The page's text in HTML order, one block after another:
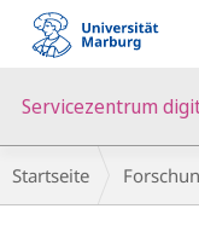
Mobile-
Navigation
Servicezentrum
Breadcrumb-
Navigation
Startseite